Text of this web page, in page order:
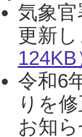
気象
更新
124KB
令和6
りを
お知